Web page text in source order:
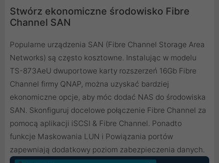
Stwórz ekonomiczne środowisko Fibre
Channel SAN
Popularne urządzenia SAN (Fibre Channel Storage Area
Networks) są często kosztowne. Instalując w modelu
TS-873AeU dwuportowe karty rozszerzeń 16Gb Fibre
Channel firmy QNAP, można uzyskać bardziej
ekonomiczne opcje, aby móc dodać NAS do środowiska
SAN. Skonfiguruj docelowe połączenie Fibre Channel za
pomocą aplikacji iSCSI & Fibre Channel. Ponadto
funkcje Maskowania LUN i Powiązania portów
zapewniają dodatkowy poziom zabezpieczenia danych.